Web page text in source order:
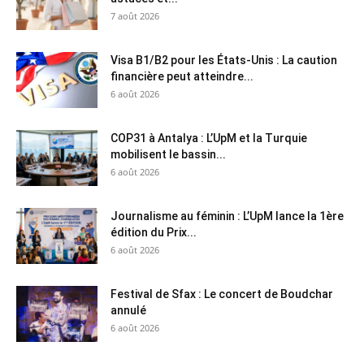
7 août 2026
Visa B1/B2 pour les États-Unis : La caution
financière peut atteindre...
6 août 2026
COP31 à Antalya : L’UpM et la Turquie
mobilisent le bassin...
6 août 2026
Journalisme au féminin : L’UpM lance la 1ère
édition du Prix...
6 août 2026
Festival de Sfax : Le concert de Boudchar
annulé
6 août 2026